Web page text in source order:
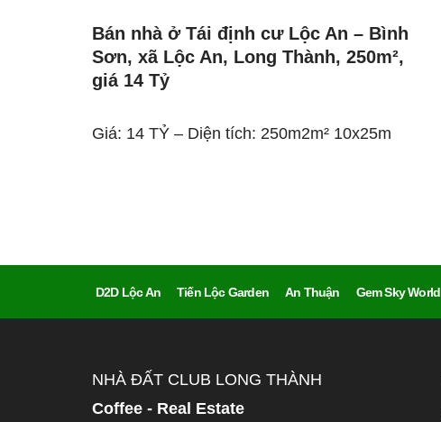
Bán nhà ở Tái định cư Lộc An – Bình
Sơn, xã Lộc An, Long Thành, 250m²,
giá 14 Tỷ
Giá: 14 TỶ – Diện tích: 250m2m² 10x25m
D2D Lộc An Tiến Lộc Garden An Thuận Gem Sky World
NHÀ ĐẤT CLUB LONG THÀNH
Coffee - Real Estate